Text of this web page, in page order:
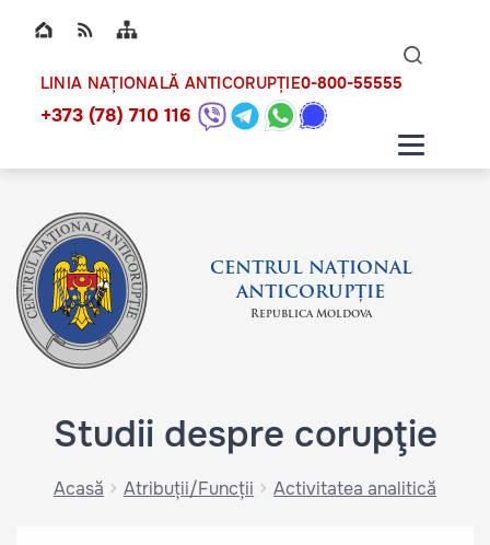
Top bar navigation
LINIA NAȚIONALĂ ANTICORUPȚIE0-800-55555
+373 (78) 710 116
CENTRUL NAȚIONAL
ANTICORUPȚIE
Republica Moldova
Studii despre corupţie
Acasă Atribuții/Funcții Activitatea analitică